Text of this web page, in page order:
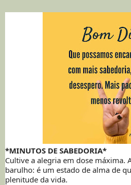
*MINUTOS DE SABEDORIA*
Cultive a alegria em dose máxima.
barulho: é um estado de alma de
plenitude da vida.